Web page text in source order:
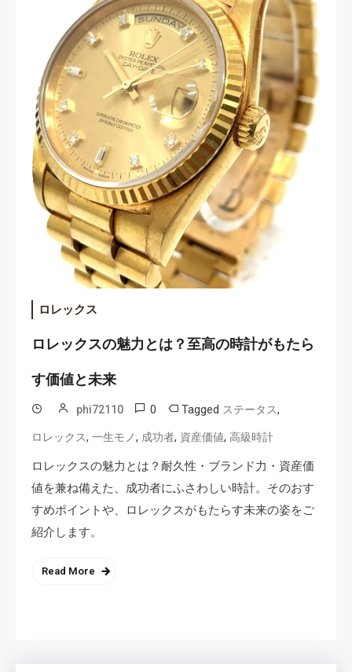
ロレックス
ロレックスの魅力とは？至高の時計がもたら
す価値と未来
phi72110 0 Tagged ステータス,
ロレックス, 一生モノ, 成功者, 資産価値, 高級時計
ロレックスの魅力とは？耐久性・ブランド力・資産価
値を兼ね備えた、成功者にふさわしい時計。そのおす
すめポイントや、ロレックスがもたらす未来の姿をご
紹介します。
Read More